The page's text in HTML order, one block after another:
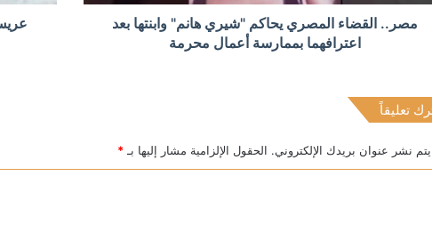
34 قتيلا إثر انفجار في منجم فحم غرب باكستان
منذ 8 ساعات
مصر.. القضاء المصري يحاكم "شيري هانم" وابنتها بعد
اعترافهما بممارسة أعمال محرمة
تعليقاً
نشر عنوان بريدك الإلكتروني. الحقول الإلزامية مشار إليها بـ *